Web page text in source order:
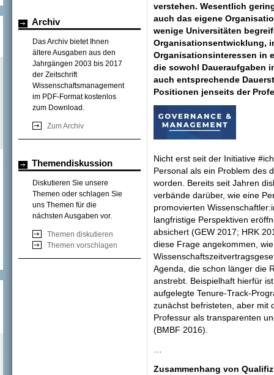
Archiv
Das Archiv bietet Ihnen
ältere Ausgaben aus den
Jahrgängen 2003 bis 2017
der Zeitschrift
Wissenschaftsmanagement
im PDF-Format kostenlos
zum Download.
Zum Archiv
Themendiskussion
Diskutieren Sie unsere
Themen oder schlagen Sie
uns Themen für die
nächsten Ausgaben vor.
Themen diskutieren
Themen vorschlagen
verstehen. Wesentlich
auch das eigene
wenige Universitäten
Organisationsentwicklung,
Organisationsinteressen in
die sowohl Daueraufgaben
auch entsprechende
Positionen jenseits der
Nicht erst seit der Initiative
Personal als ein Problem des
worden. Bereits seit Jahren
verbände darüber, wie eine
promovierten
langfristige Perspektiven
absichert (GEW 2017; HRK
diese Frage angekommen,
Agenda, die schon länger die
anstrebt. Beispielhaft hierfür
aufgelegte Tenure-Track-
zunächst befristeten, aber mit
Professur als transparenten
(BMBF 2016).
Zusammenhang von